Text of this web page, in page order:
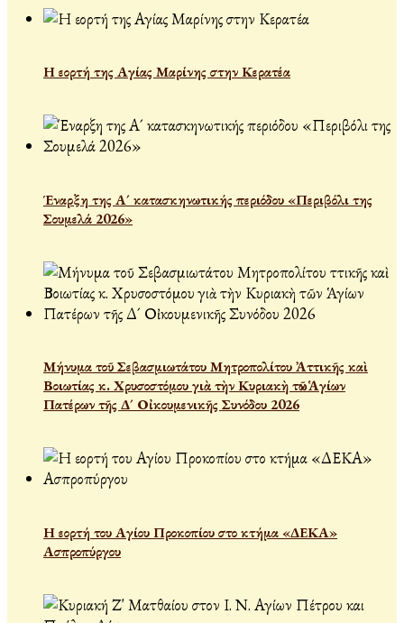
Η εορτή της Αγίας Μαρίνης στην Κερατέα
Έναρξη της Α´ κατασκηνωτικής περιόδου «Περιβόλι της
Σουμελά 2026»
Μήνυμα τοῦ Σεβασμιωτάτου Μητροπολίτου Ἀττικῆς καὶ
Βοιωτίας κ. Χρυσοστόμου γιὰ τὴν Κυριακὴ τῶν Ἁγίων
Πατέρων τῆς Δ´ Οἰκουμενικῆς Συνόδου 2026
Η εορτή του Αγίου Προκοπίου στο κτήμα «ΔΕΚΑ»
Ασπροπύργου